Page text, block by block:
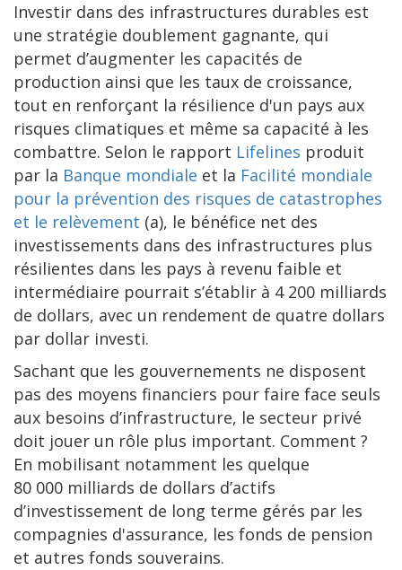
Investir dans des infrastructures durables est
une stratégie doublement gagnante, qui
permet d’augmenter les capacités de
production ainsi que les taux de croissance,
tout en renforçant la résilience d'un pays aux
risques climatiques et même sa capacité à les
combattre. Selon le rapport Lifelines produit
par la Banque mondiale et la Facilité mondiale
pour la prévention des risques de catastrophes
et le relèvement (a), le bénéfice net des
investissements dans des infrastructures plus
résilientes dans les pays à revenu faible et
intermédiaire pourrait s’établir à 4 200 milliards
de dollars, avec un rendement de quatre dollars
par dollar investi.
Sachant que les gouvernements ne disposent
pas des moyens financiers pour faire face seuls
aux besoins d’infrastructure, le secteur privé
doit jouer un rôle plus important. Comment ?
En mobilisant notamment les quelque
80 000 milliards de dollars d’actifs
d’investissement de long terme gérés par les
compagnies d'assurance, les fonds de pension
et autres fonds souverains.